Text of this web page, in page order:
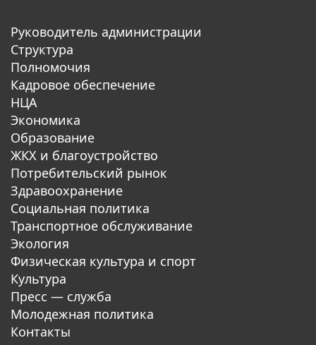
Руководитель администрации
Структура
Полномочия
Кадровое обеспечение
НЦА
Экономика
Образование
ЖКХ и благоустройство
Потребительский рынок
Здравоохранение
Социальная политика
Транспортное обслуживание
Экология
Физическая культура и спорт
Культура
Пресс — служба
Молодежная политика
Контакты